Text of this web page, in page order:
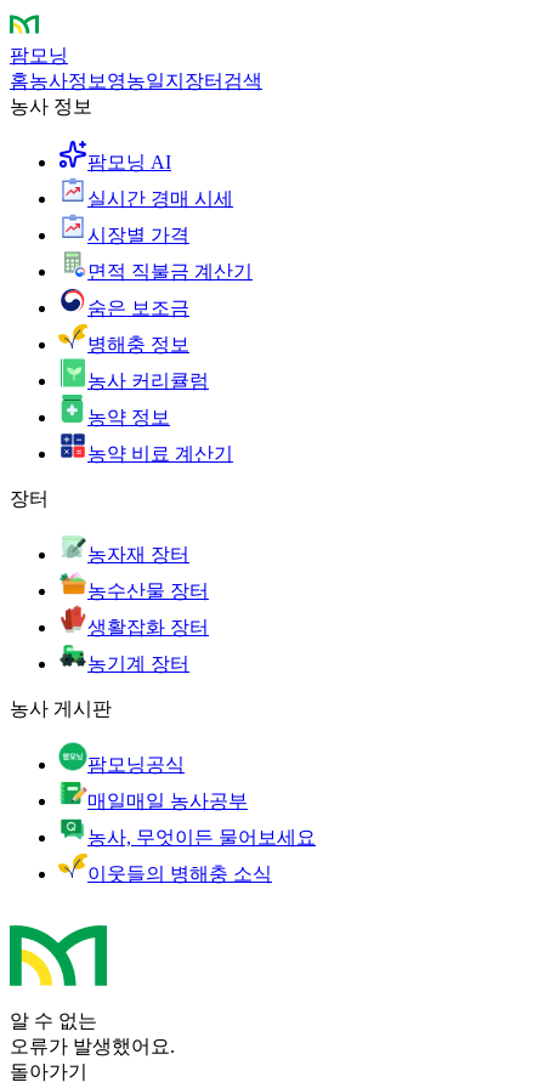
팜모닝
홈농사정보 영농일지 장터 검색
농사 정보
팜모닝 AI
실시간 경매 시세
시장별 가격
면적 직불금 계산기
숨은 보조금
병해충 정보
농사 커리큘럼
농약 정보
농약 비료 계산기
장터
농자재 장터
농수산물 장터
생활잡화 장터
농기계 장터
농사 게시판
팜모닝공식
매일매일 농사공부
농사, 무엇이든 물어보세요
이웃들의 병해충 소식
알 수 없는
오류가 발생했어요.
돌아가기